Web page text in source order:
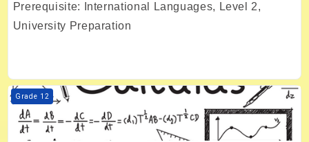
Prerequisite: International Languages, Level 2,
University Preparation
Kurs Görseli TIA - Gr. 12 - Math - Calculus and Vectors - University
Grade 12